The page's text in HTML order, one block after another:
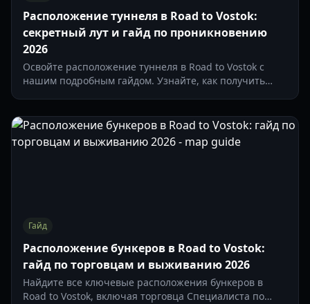
Расположение туннеля в Road to Vostok:
секретный лут и гайд по проникновению
2026
Освойте расположение туннеля в Road to Vostok с
нашим подробным гайдом. Узнайте, как получить
Гайд
Расположение бункеров в Road to Vostok:
гайд по торговцам и выживанию 2026
Найдите все ключевые расположения бункеров в
Road to Vostok, включая торговца Специалиста по